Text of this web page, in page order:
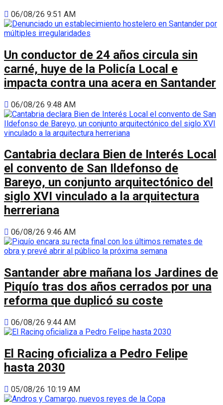
06/08/26 9:51 AM
Un conductor de 24 años circula sin
carné, huye de la Policía Local e
impacta contra una acera en Santander
06/08/26 9:48 AM
Cantabria declara Bien de Interés Local
el convento de San Ildefonso de
Bareyo, un conjunto arquitectónico del
siglo XVI vinculado a la arquitectura
herreriana
06/08/26 9:46 AM
Santander abre mañana los Jardines de
Piquío tras dos años cerrados por una
reforma que duplicó su coste
06/08/26 9:44 AM
El Racing oficializa a Pedro Felipe
hasta 2030
05/08/26 10:19 AM